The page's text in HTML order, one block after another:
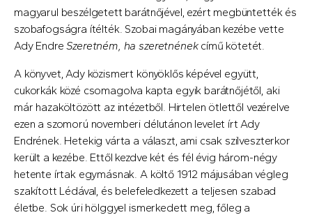
magyarul beszélgetett barátnőjével, ezért megbüntették és
szobafogságra ítélték. Szobai magányában kezébe vette
Ady EndreSzeretném, ha szeretnénekcímű kötetét.
A könyvet, Ady közismert könyöklős képével együtt,
cukorkák közé csomagolva kapta egyik barátnőjétől, aki
már hazaköltözött az intézetből. Hirtelen ötlettől vezérelve
ezen a szomorú novemberi délutánon levelet írt Ady
Endrének. Hetekig várta a választ, ami csak szilveszterkor
került a kezébe. Ettől kezdve két és fél évig három-négy
hetente írtak egymásnak. A költő 1912 májusában végleg
szakított Lédával, és belefeledkezett a teljesen szabad
életbe. Sok úri hölggyel ismerkedett meg, főleg a